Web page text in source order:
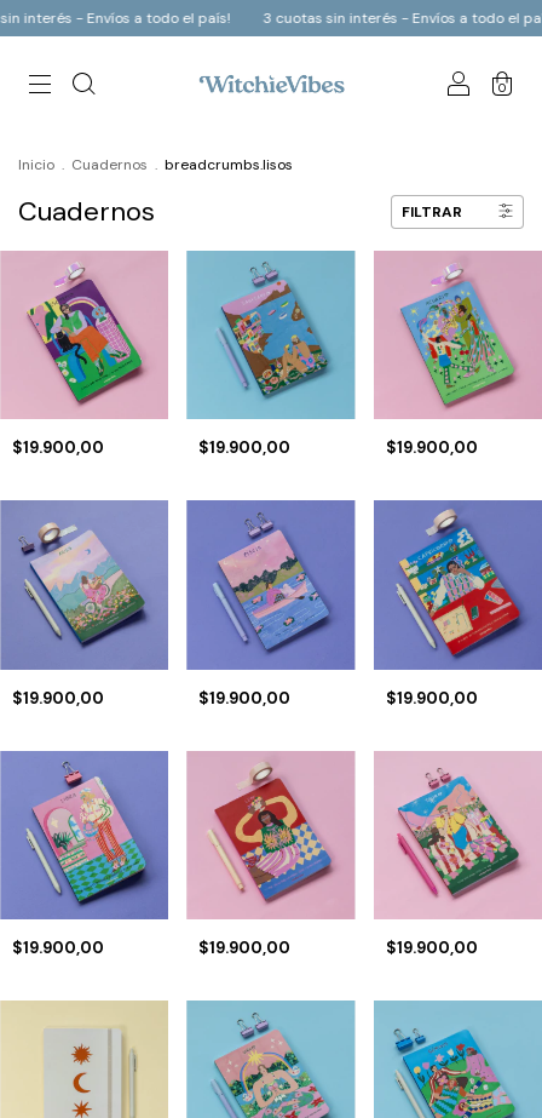
- Envíos a todo el país! 3 cuotas sin interés - Envíos a todo el país! 3
0
Inicio . Cuadernos . breadcrumbs.lisos
Cuadernos FILTRAR
$19.900,00 $19.900,00 $19.900,00
$19.900,00 $19.900,00 $19.900,00
$19.900,00 $19.900,00 $19.900,00